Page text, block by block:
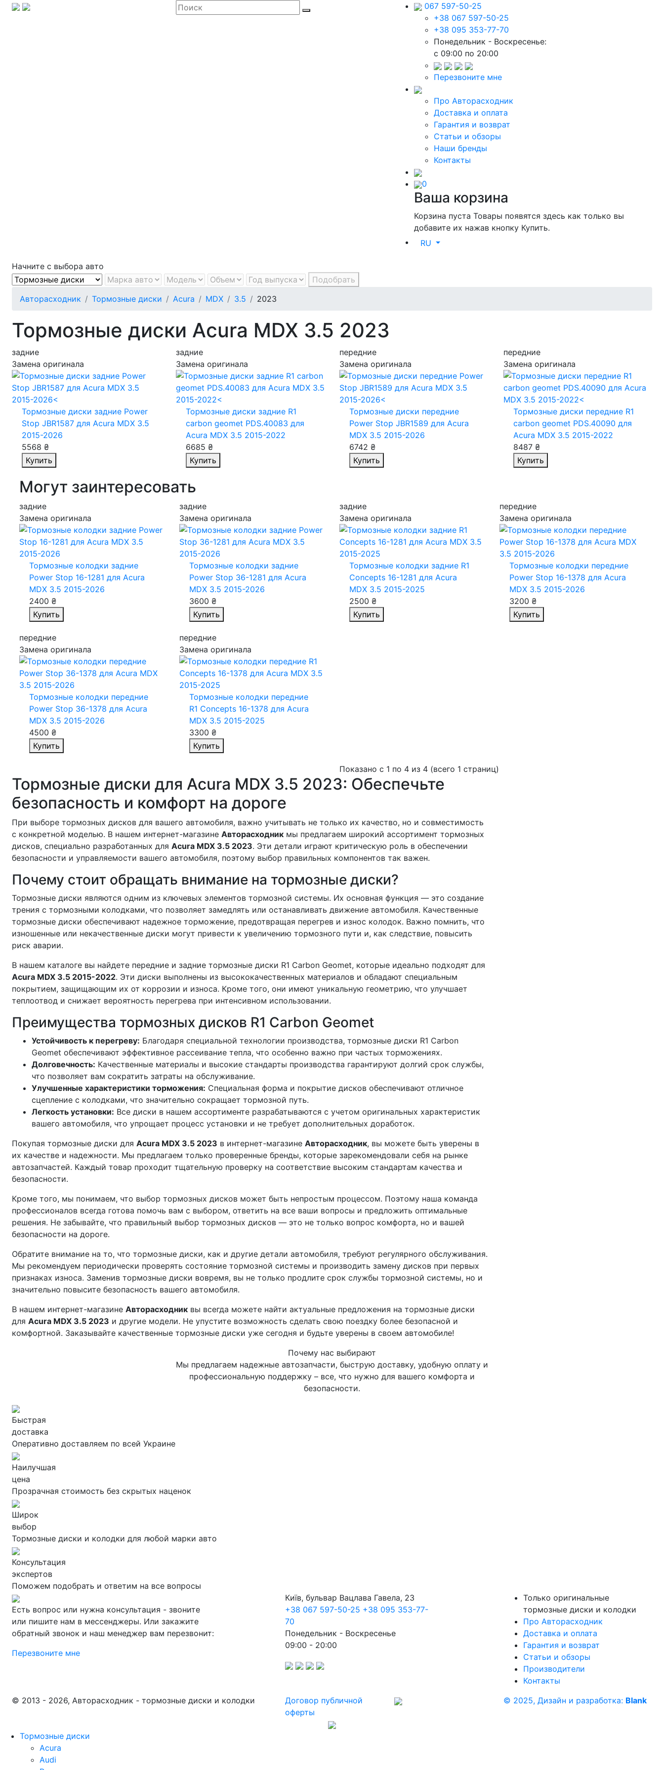
067 597-50-25
+38 067 597-50-25
+38 095 353-77-70
Понедельник - Воскресенье:
c 09:00 по 20:00
Перезвоните мне
Про Авторасходник
Доставка и оплата
Гарантия и возврат
Статьи и обзоры
Наши бренды
Контакты
0
Ваша корзина
Корзина пуста Товары появятся здесь как только вы
добавите их нажав кнопку Купить.
RU
Начните с выбора авто
Подобрать
Авторасходник
Тормозные диски Acura MDX 3.5 2023
Тормозные диски Acura MDX 3.5 2023
задние
Замена оригинала
Тормозные диски задние Power
Stop JBR1587 для Acura MDX 3.5
2015-2026
5568 ₴
Купить
задние
Замена оригинала
Тормозные диски задние R1
carbon geomet PDS.40083 для
Acura MDX 3.5 2015-2022
6685 ₴
Купить
передние
Замена оригинала
Тормозные диски передние
Power Stop JBR1589 для Acura
MDX 3.5 2015-2026
6742 ₴
Купить
передние
Замена оригинала
Тормозные диски передние R1
carbon geomet PDS.40090 для
Acura MDX 3.5 2015-2022
8487 ₴
Купить
Могут заинтересовать
задние
Замена оригинала
Тормозные колодки задние
Power Stop 16-1281 для Acura
MDX 3.5 2015-2026
2400 ₴
Купить
задние
Замена оригинала
Тормозные колодки задние
Power Stop 36-1281 для Acura
MDX 3.5 2015-2026
3600 ₴
Купить
задние
Замена оригинала
Тормозные колодки задние R1
Concepts 16-1281 для Acura
MDX 3.5 2015-2025
2500 ₴
Купить
передние
Замена оригинала
Тормозные колодки передние
Power Stop 16-1378 для Acura
MDX 3.5 2015-2026
3200 ₴
Купить
передние
Замена оригинала
Тормозные колодки передние
Power Stop 36-1378 для Acura
MDX 3.5 2015-2026
4500 ₴
Купить
передние
Замена оригинала
Тормозные колодки передние
R1 Concepts 16-1378 для Acura
MDX 3.5 2015-2025
3300 ₴
Купить
Показано с 1 по 4 из 4 (всего 1 страниц)
Тормозные диски для Acura MDX 3.5 2023: Обеспечьте
безопасность и комфорт на дороге
При выборе тормозных дисков для вашего автомобиля, важно учитывать не только их качество, но и совместимость
с конкретной моделью. В нашем интернет-магазине Авторасходник мы предлагаем широкий ассортимент тормозных
дисков, специально разработанных для Acura MDX 3.5 2023. Эти детали играют критическую роль в обеспечении
безопасности и управляемости вашего автомобиля, поэтому выбор правильных компонентов так важен.
Почему стоит обращать внимание на тормозные диски?
Тормозные диски являются одним из ключевых элементов тормозной системы. Их основная функция — это создание
трения с тормозными колодками, что позволяет замедлять или останавливать движение автомобиля. Качественные
тормозные диски обеспечивают надежное торможение, предотвращая перегрев и износ колодок. Важно помнить, что
изношенные или некачественные диски могут привести к увеличению тормозного пути и, как следствие, повысить
риск аварии.
В нашем каталоге вы найдете передние и задние тормозные диски R1 Carbon Geomet, которые идеально подходят для
Acura MDX 3.5 2015-2022. Эти диски выполнены из высококачественных материалов и обладают специальным
покрытием, защищающим их от коррозии и износа. Кроме того, они имеют уникальную геометрию, что улучшает
теплоотвод и снижает вероятность перегрева при интенсивном использовании.
Преимущества тормозных дисков R1 Carbon Geomet
Устойчивость к перегреву: Благодаря специальной технологии производства, тормозные диски R1 Carbon
Geomet обеспечивают эффективное рассеивание тепла, что особенно важно при частых торможениях.
Долговечность: Качественные материалы и высокие стандарты производства гарантируют долгий срок службы,
что позволяет вам сократить затраты на обслуживание.
Улучшенные характеристики торможения: Специальная форма и покрытие дисков обеспечивают отличное
сцепление с колодками, что значительно сокращает тормозной путь.
Легкость установки: Все диски в нашем ассортименте разрабатываются с учетом оригинальных характеристик
вашего автомобиля, что упрощает процесс установки и не требует дополнительных доработок.
Покупая тормозные диски для Acura MDX 3.5 2023 в интернет-магазине Авторасходник, вы можете быть уверены в
их качестве и надежности. Мы предлагаем только проверенные бренды, которые зарекомендовали себя на рынке
автозапчастей. Каждый товар проходит тщательную проверку на соответствие высоким стандартам качества и
безопасности.
Кроме того, мы понимаем, что выбор тормозных дисков может быть непростым процессом. Поэтому наша команда
профессионалов всегда готова помочь вам с выбором, ответить на все ваши вопросы и предложить оптимальные
решения. Не забывайте, что правильный выбор тормозных дисков — это не только вопрос комфорта, но и вашей
безопасности на дороге.
Обратите внимание на то, что тормозные диски, как и другие детали автомобиля, требуют регулярного обслуживания.
Мы рекомендуем периодически проверять состояние тормозной системы и производить замену дисков при первых
признаках износа. Заменив тормозные диски вовремя, вы не только продлите срок службы тормозной системы, но и
значительно повысите безопасность вашего автомобиля.
В нашем интернет-магазине Авторасходник вы всегда можете найти актуальные предложения на тормозные диски
для Acura MDX 3.5 2023 и другие модели. Не упустите возможность сделать свою поездку более безопасной и
комфортной. Заказывайте качественные тормозные диски уже сегодня и будьте уверены в своем автомобиле!
Почему нас выбирают
Мы предлагаем надежные автозапчасти, быструю доставку, удобную оплату и
профессиональную поддержку – все, что нужно для вашего комфорта и
безопасности.
Быстрая
доставка
Оперативно доставляем по всей Украине
Наилучшая
цена
Прозрачная стоимость без скрытых наценок
Широк
выбор
Тормозные диски и колодки для любой марки авто
Консультация
экспертов
Поможем подобрать и ответим на все вопросы
Есть вопрос или нужна консультация - звоните
или пишите нам в мессенджеры. Или закажите
обратный звонок и наш менеджер вам перезвонит:
Перезвоните мне
Київ, бульвар Вацлава Гавела, 23
+38 067 597-50-25 +38 095 353-77-
70
Понедельник - Воскресенье
09:00 - 20:00
Только оригинальные
тормозные диски и колодки
Про Авторасходник
Доставка и оплата
Гарантия и возврат
Статьи и обзоры
Производители
Контакты
© 2013 - 2026, Авторасходник - тормозные диски и колодки
Договор публичной
оферты
© 2025, Дизайн и разработка: Blank
Тормозные диски
Acura
Audi